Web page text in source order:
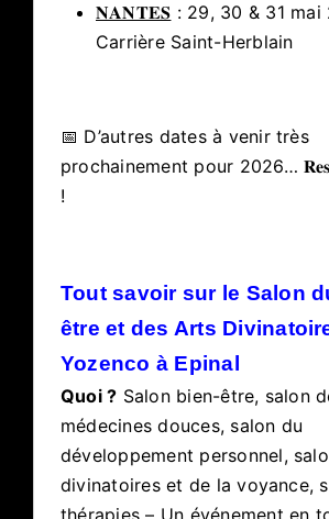
𝐍𝐀𝐍𝐓𝐄𝐒 : 29, 30 & 31 mai
Carrière Saint-Herblain
📅 D’autres dates à venir très
prochainement pour 2026…
!
Tout savoir sur le Salon
être et des Arts
Yozenco à Epinal
Quoi ? Salon bien-être, salon
médecines douces, salon du
développement personnel,
divinatoires et de la voyance,
thérapies – Un événement en